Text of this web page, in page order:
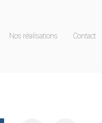
Nos réalisations Contact